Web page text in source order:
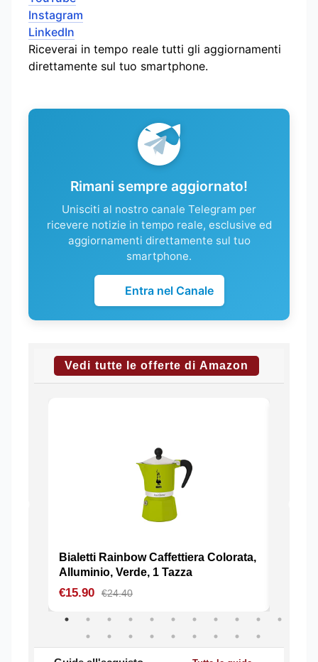
Instagram
LinkedIn
Riceverai in tempo reale tutti gli aggiornamenti
direttamente sul tuo smartphone.
Rimani sempre aggiornato!
Unisciti al nostro canale Telegram per
ricevere notizie in tempo reale, esclusive ed
aggiornamenti direttamente sul tuo
smartphone.
Entra nel Canale